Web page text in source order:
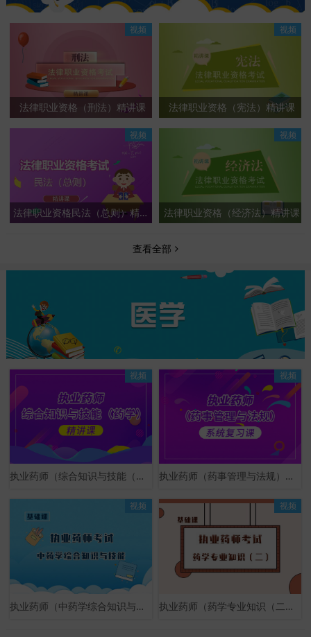
法律职业资格（刑法）精讲课
视频
法律职业资格（宪法）精讲课
视频
法律职业资格民法（总则）精讲课
视频
法律职业资格（经济法）精讲课
视频
查看全部
执业药师（综合知识与技能（药学））精讲课
视频
执业药师（药事管理与法规）系统复习课
视频
执业药师（中药学综合知识与技能）基础课
视频
执业药师（药学专业知识（二））基础课
视频